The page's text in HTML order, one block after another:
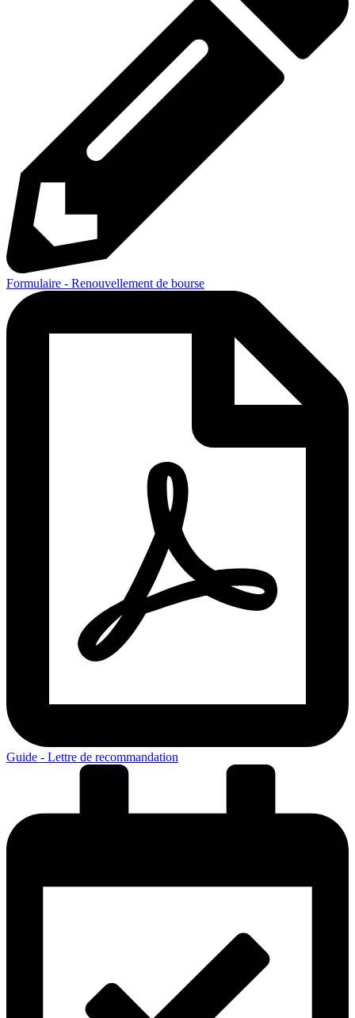
Formulaire - Renouvellement de bourse
Guide - Lettre de recommandation